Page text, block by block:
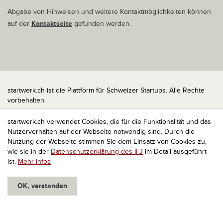
startwerk.ch verwendet Cookies, die für die Funktionalität und das
Nutzerverhalten auf der Webseite notwendig sind. Durch die
Nutzung der Webseite stimmen Sie dem Einsatz von Cookies zu,
wie sie in der Datenschutzerklärung des IFJ im Detail ausgeführt
ist. Mehr Infos
OK, verstanden
Abgabe von Hinweisen und weitere Kontaktmöglichkeiten können
auf der Kontaktseite gefunden werden.
startwerk.ch ist die Plattform für Schweizer Startups. Alle Rechte
vorbehalten.
Impressum
Kontakt
nach oben